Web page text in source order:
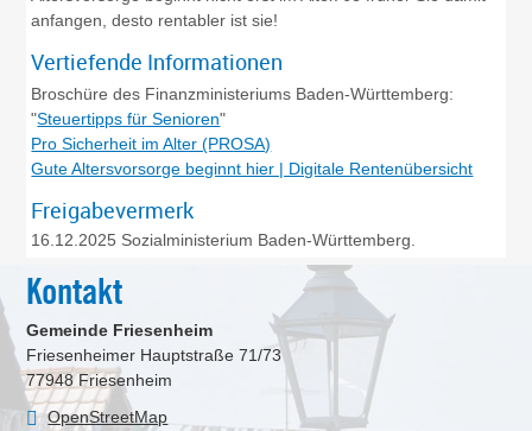
anfangen, desto rentabler ist sie!
Vertiefende Informationen
Broschüre des Finanzministeriums Baden-Württemberg:
"Steuertipps für Senioren"
Pro Sicherheit im Alter (PROSA)
Gute Altersvorsorge beginnt hier | Digitale Rentenübersicht
Freigabevermerk
16.12.2025 Sozialministerium Baden-Württemberg.
Kontakt
Gemeinde Friesenheim
Friesenheimer Hauptstraße 71/73
77948 Friesenheim
OpenStreetMap